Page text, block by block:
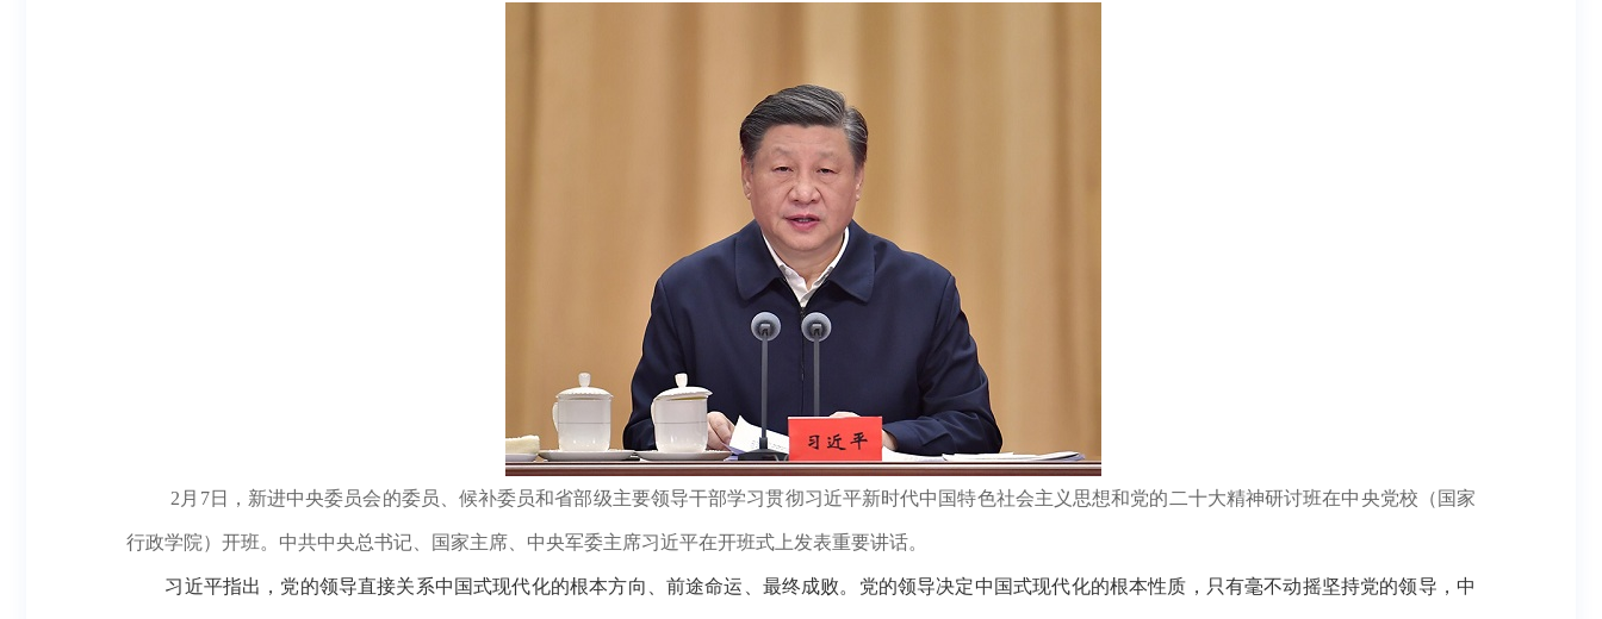
2月7日，新进中央委员会的委员、候补委员和省部级主要领导干部学习贯彻习近平新时代中国特色社会主义思想和党的二十大精神研讨班在中央党校（国家
行政学院）开班。中共中央总书记、国家主席、中央军委主席习近平在开班式上发表重要讲话。
习近平指出，党的领导直接关系中国式现代化的根本方向、前途命运、最终成败。党的领导决定中国式现代化的根本性质，只有毫不动摇坚持党的领导，中